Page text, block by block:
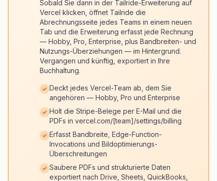
Sobald Sie dann in der Tailride-Erweiterung auf
Vercel klicken, öffnet Tailride die
Abrechnungsseite jedes Teams in einem neuen
Tab und die Erweiterung erfasst jede Rechnung
— Hobby, Pro, Enterprise, plus Bandbreiten- und
Nutzungs-Überziehungen — im Hintergrund.
Vergangen und künftig, exportiert in Ihre
Buchhaltung.
Deckt jedes Vercel-Team ab, dem Sie
angehören — Hobby, Pro und Enterprise
Holt die Stripe-Belege per E-Mail und die
PDFs in vercel.com/[team]/settings/billing
Erfasst Bandbreite, Edge-Function-
Invocations und Bildoptimierungs-
Überschreitungen
Saubere PDFs und strukturierte Daten
exportiert nach Drive, Sheets, QuickBooks,